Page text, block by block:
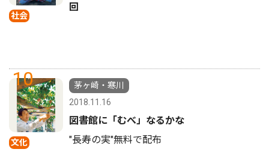
社会
回
10
文化
茅ヶ崎・寒川
2018.11.16
図書館に「むべ」なるかな
"長寿の実"無料で配布